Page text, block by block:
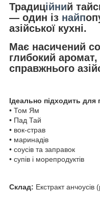
Традиційний
— один із найп
азійської кухні.
Має насичений
глибокий
справжнього
Ідеально підходить для
• Том Ям
• Пад Тай
• вок-страв
• маринадів
• соусів та заправок
• супів і морепродуктів
Склад: Екстракт анчоусів